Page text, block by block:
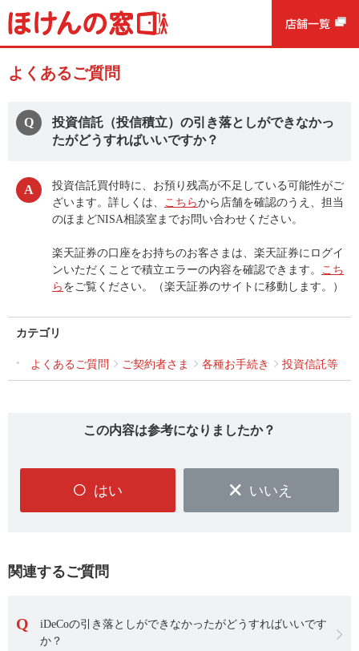
よくあるご質問
投資信託（投信積立）の引き落としができなかっ
たがどうすればいいですか？
投資信託買付時に、お預り残高が不足している可能性がご
ざいます。詳しくは、 こちらから店舗を確認のうえ、担当
のほまどNISA相談室までお問い合わせください。
楽天証券の口座をお持ちのお客さまは、楽天証券にログイ
ンいただくことで積立エラーの内容を確認できます。 こち
ら をご覧ください。（楽天証券のサイトに移動します。）
カテゴリ
よくあるご質問 ご契約者さま 各種お手続き 投資信託等
この内容は参考になりましたか？
はい いいえ
関連するご質問
iDeCoの引き落としができなかったがどうすればいいです
か？